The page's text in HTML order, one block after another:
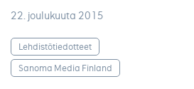
22. joulukuuta 2015
Lehdistötiedotteet
Sanoma Media Finland